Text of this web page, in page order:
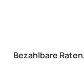
Bezahlbare